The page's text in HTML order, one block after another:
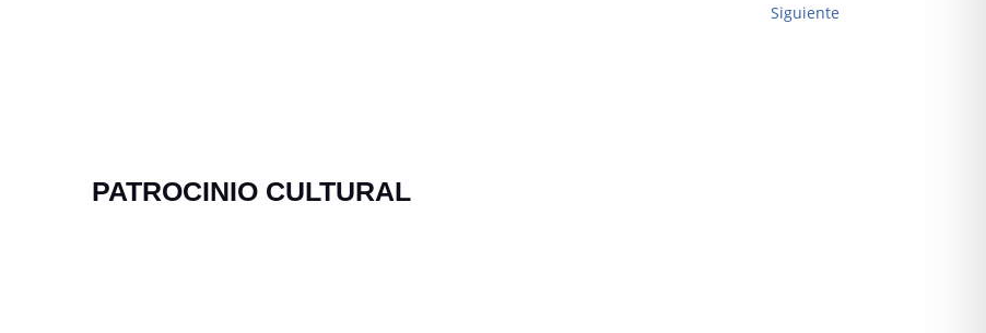
Siguiente
PATROCINIO CULTURAL